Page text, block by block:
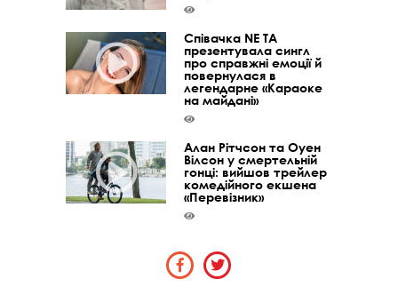
Співачка NE TA
презентувала сингл
про справжні емоції й
повернулася в
легендарне «Караоке
на майдані»
Алан Рітчсон та Оуен
Вілсон у смертельній
гонці: вийшов трейлер
комедійного екшена
«Перевізник»